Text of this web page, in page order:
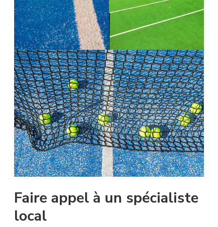
Faire appel à un spécialiste
local